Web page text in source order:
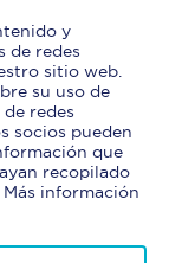
Tom Bradley
otro lado de la
ELEGIR
y
de redes
sitio web.
su uso de
redes
socios pueden
que
recopilado
información